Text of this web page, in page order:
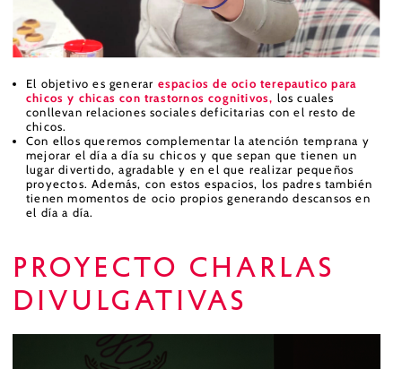
El objetivo es generar espacios de ocio terepautico para
chicos y chicas con trastornos cognitivos, los cuales
conllevan relaciones sociales deficitarias con el resto de
chicos.
Con ellos queremos complementar la atención temprana y
mejorar el día a día su chicos y que sepan que tienen un
lugar divertido, agradable y en el que realizar pequeños
proyectos. Además, con estos espacios, los padres también
tienen momentos de ocio propios generando descansos en
el día a día.
Proyecto charlas
divulgativas